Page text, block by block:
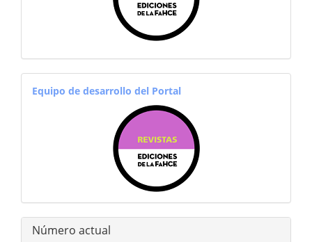
equiporevistas
Equipo de desarrollo del Portal
Número actual